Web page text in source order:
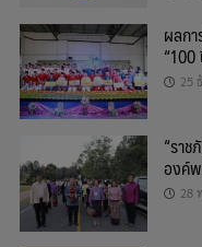
ผลก
“100
25
“รา
องค์
28